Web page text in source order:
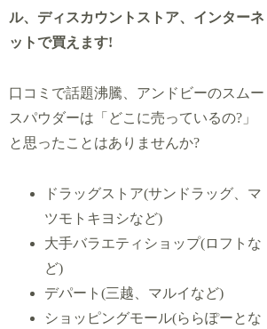
ル、ディスカウントストア、インターネ
ットで買えます!
口コミで話題沸騰、アンドビーのスムー
スパウダーは「どこに売っているの?」
と思ったことはありませんか?
ドラッグストア(サンドラッグ、マ
ツモトキヨシなど)
大手バラエティショップ(ロフトな
ど)
デパート(三越、マルイなど)
ショッピングモール(ららぽーとな